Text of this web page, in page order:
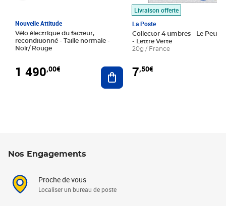
Nouvelle Attitude
Vélo électrique du facteur,
reconditionné - Taille normale -
Noir/ Rouge
1 490,00€ Ajouter au panier
Livraison offerte
La Poste
Collector 4 timbres - Le Petit
- Lettre Verte
20g / France
7,50€
Nos Engagements
Proche de vous
Localiser un bureau de poste